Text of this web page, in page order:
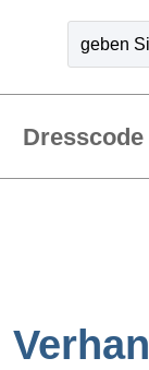
Dresscode